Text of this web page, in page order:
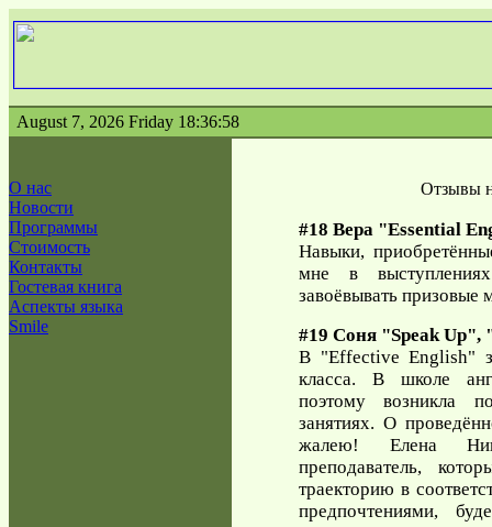
August 7, 2026 Friday 18:36:58
О нас
Новости
Программы
Стоимость
Контакты
Гостевая книга
Аспекты языка
Smile
Отзывы
#18 Вера "Essential
Навыки,
мне в
завоёвывать призовые
#19 Соня "Speak
В "Effective English"
класса. В школе
поэтому возникла
занятиях. О
жалею! Елена
преподаватель,
траекторию в
предпочтениями,